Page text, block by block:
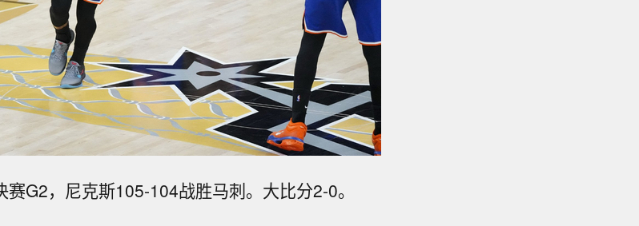
G2，尼克斯105-104战胜马刺。大比分2-0。